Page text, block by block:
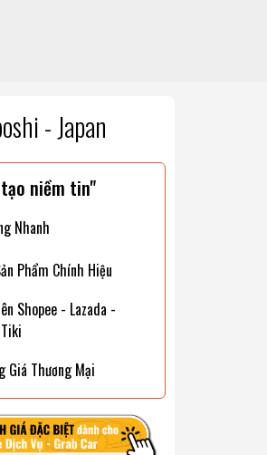
- Japan
niềm tin"
Nhanh
Phẩm Chính Hiệu
Shopee - Lazada -
Giá Thương Mại